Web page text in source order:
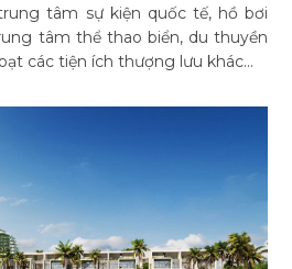
tâm sự kiện quốc tế, hồ bơi
tâm thể thao biển, du thuyền
các tiện ích thượng lưu khác...